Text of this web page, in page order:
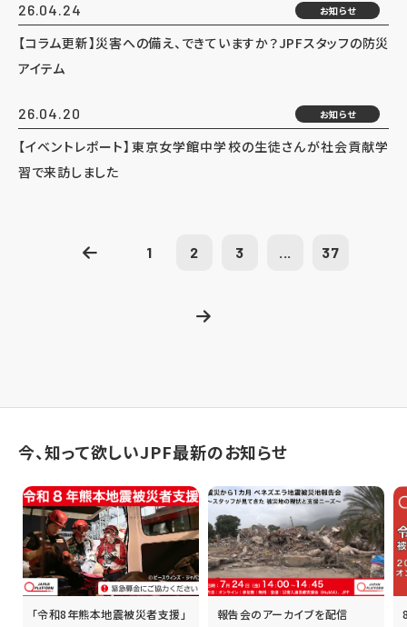
26.04.24 お知らせ
【コラム更新】災害への備え、できていますか？JPFスタッフの防災
アイテム
26.04.20 お知らせ
【イベントレポート】東京女学館中学校の生徒さんが社会貢献学
習で来訪しました
1 2 3 ... 37
今、知って欲しいJPF最新のお知らせ
「令和8年熊本地震被災者支援」
報告会のアーカイブを配信